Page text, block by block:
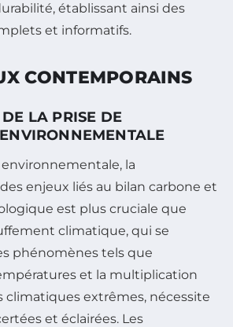
établissant ainsi des
et informatifs.
CONTEMPORAINS
LA PRISE DE
environnementale, la
enjeux liés au bilan carbone et
est plus cruciale que
climatique, qui se
phénomènes tels que
et la multiplication
climatiques extrêmes, nécessite
et éclairées. Les